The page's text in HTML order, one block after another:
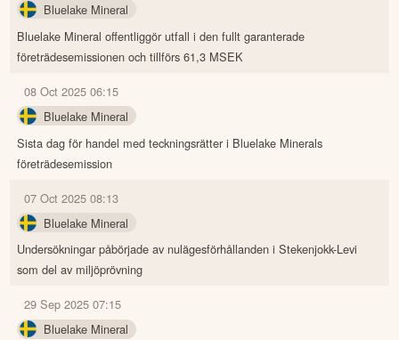
Bluelake Mineral
Bluelake Mineral offentliggör utfall i den fullt garanterade
företrädesemissionen och tillförs 61,3 MSEK
08 Oct 2025 06:15
Bluelake Mineral
Sista dag för handel med teckningsrätter i Bluelake Minerals
företrädesemission
07 Oct 2025 08:13
Bluelake Mineral
Undersökningar påbörjade av nulägesförhållanden i Stekenjokk-Levi
som del av miljöprövning
29 Sep 2025 07:15
Bluelake Mineral